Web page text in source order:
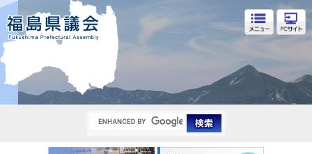
福島県議会